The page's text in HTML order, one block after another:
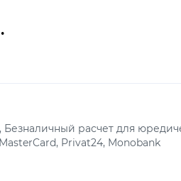
расчет для
Privat24, Monobank